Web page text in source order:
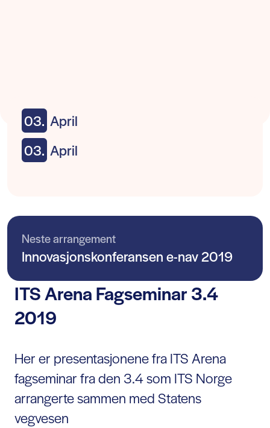
03. April
03. April
Neste arrangement
Innovasjonskonferansen e-nav 2019
ITS Arena Fagseminar 3.4
2019
Her er presentasjonene fra ITS Arena
fagseminar fra den 3.4 som ITS Norge
arrangerte sammen med Statens
vegvesen